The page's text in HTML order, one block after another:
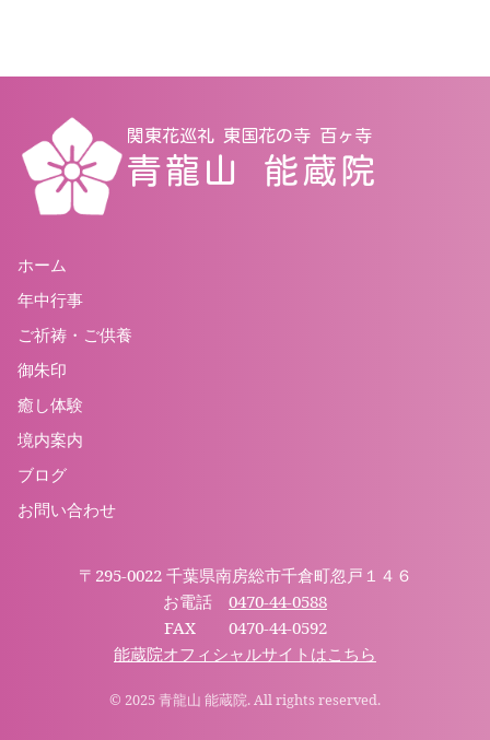
関東花巡礼 東国花の寺 百ヶ寺
青龍山 能蔵院
ホーム
年中行事
ご祈祷・ご供養
御朱印
癒し体験
境内案内
ブログ
お問い合わせ
〒295-0022 千葉県南房総市千倉町忽戸１４６
お電話 0470-44-0588
FAX 0470-44-0592
能蔵院オフィシャルサイトはこちら
© 2025 青龍山 能蔵院. All rights reserved.